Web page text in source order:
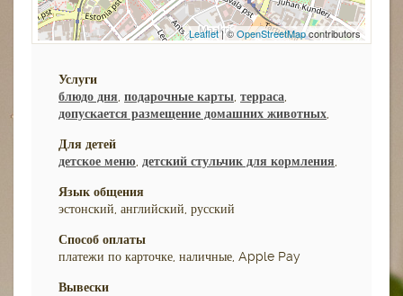
Leaflet| ©OpenStreetMapcontributors
Услуги
блюдо дня, подарочные карты, терраса,
допускается размещение домашних животных,
Для детей
детское меню, детский стульчик для кормления,
Язык общения
эстонский, английский, русский
Способ оплаты
платежи по карточке, наличные, Apple Pay
Вывески